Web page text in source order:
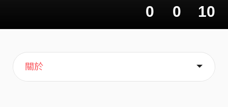
0 0 10
主頁
歌單
喜歡
關於